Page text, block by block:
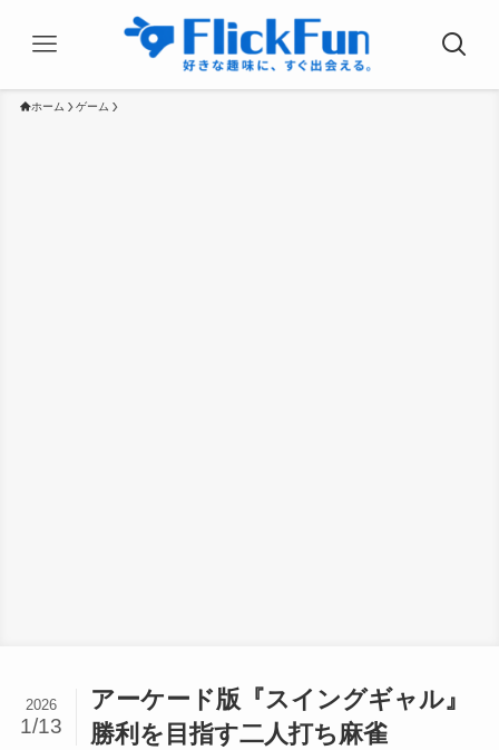
ホーム ゲーム
アーケード版『スイングギャル』
勝利を目指す二人打ち麻雀
2026
1/13